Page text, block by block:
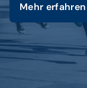
Mehr erfahren